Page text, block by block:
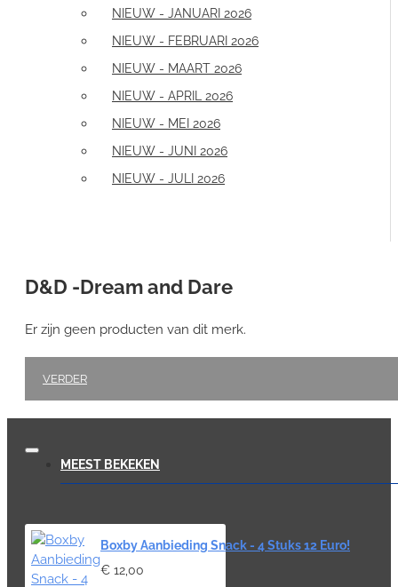
NIEUW - JANUARI 2026
NIEUW - FEBRUARI 2026
NIEUW - MAART 2026
NIEUW - APRIL 2026
NIEUW - MEI 2026
NIEUW - JUNI 2026
NIEUW - JULI 2026
D&D -Dream and Dare
Er zijn geen producten van dit merk.
VERDER
MEEST BEKEKEN
Boxby Aanbieding Snack - 4 Stuks 12 Euro!
€ 12,00